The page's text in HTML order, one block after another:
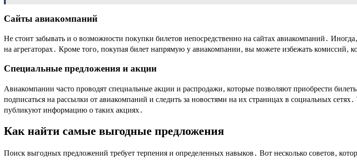
Сайты авиакомпаний
Не стоит забывать и о возможности покупки билетов непосредственно на сайтах авиакомпаний․
на агрегаторах․ Кроме того‚ покупая билет напрямую у авиакомпании‚ вы можете избежать комиссий‚
Специальные предложения и акции
Авиакомпании часто проводят специальные акции и распродажи‚ которые позволяют приобрести
подписаться на рассылки от авиакомпаний и следить за новостями на их страницах в социальных
публикуют информацию о таких акциях․
Как найти самые выгодные предложения
Поиск выгодных предложений требует терпения и определенных навыков․ Вот несколько советов‚